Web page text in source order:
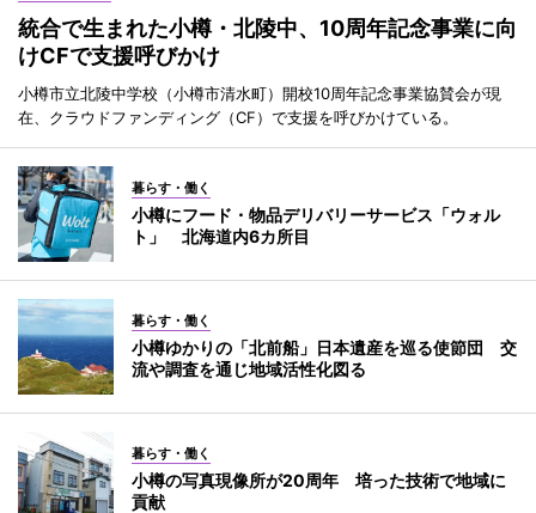
統合で生まれた小樽・北陵中、10周年記念事業に向
けCFで支援呼びかけ
小樽市立北陵中学校（小樽市清水町）開校10周年記念事業協賛会が現
在、クラウドファンディング（CF）で支援を呼びかけている。
暮らす・働く
小樽にフード・物品デリバリーサービス「ウォル
ト」 北海道内6カ所目
暮らす・働く
小樽ゆかりの「北前船」日本遺産を巡る使節団 交
流や調査を通じ地域活性化図る
暮らす・働く
小樽の写真現像所が20周年 培った技術で地域に
貢献